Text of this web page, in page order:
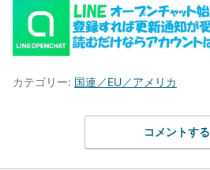
カテゴリー: 国連／EU／アメリカ
コメントする